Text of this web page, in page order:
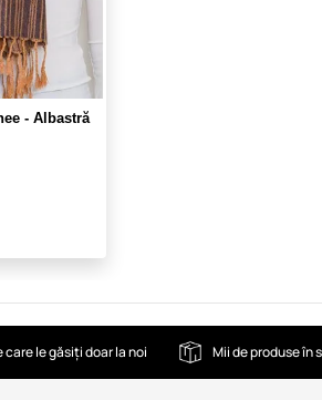
- Albastră
le găsiți doar la noi Mii de produse în